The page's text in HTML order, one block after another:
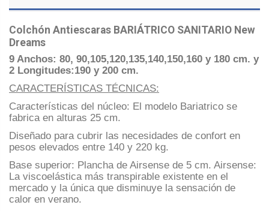
Colchón Antiescaras BARIÁTRICO SANITARIO New
Dreams
9 Anchos: 80, 90,105,120,135,140,150,160 y 180 cm. y
2 Longitudes:190 y 200 cm.
CARACTERÍSTICAS TÉCNICAS:
Características del núcleo: El modelo Bariatrico se
fabrica en alturas 25 cm.
Diseñado para cubrir las necesidades de confort en
pesos elevados entre 140 y 220 kg.
Base superior: Plancha de Airsense de 5 cm. Airsense:
La viscoelástica más transpirable existente en el
mercado y la única que disminuye la sensación de
calor en verano.